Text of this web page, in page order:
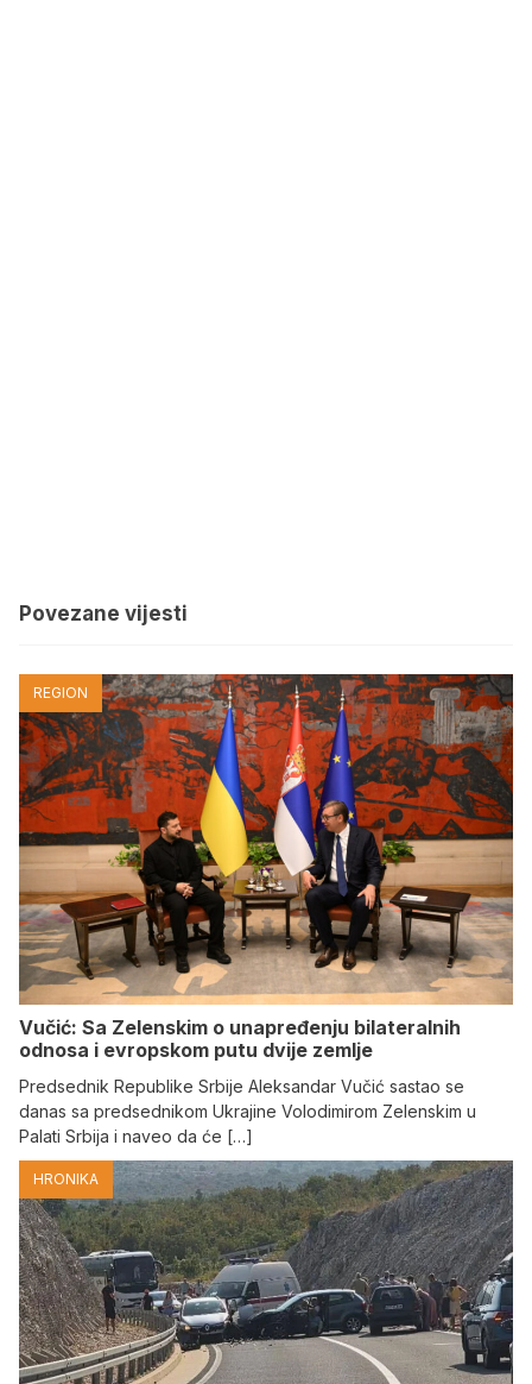
Povezane vijesti
REGION
Vučić: Sa Zelenskim o unapređenju bilateralnih
odnosa i evropskom putu dvije zemlje
Predsednik Republike Srbije Aleksandar Vučić sastao se
danas sa predsednikom Ukrajine Volodimirom Zelenskim u
Palati Srbija i naveo da će […]
HRONIKA